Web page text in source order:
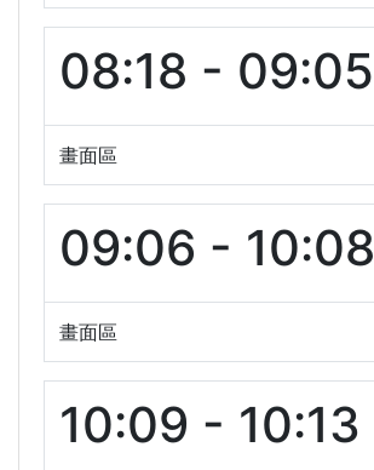
08:18 - 09:05
畫面區
09:06 - 10:08
畫面區
10:09 - 10:13